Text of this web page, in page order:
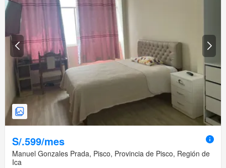
S/.599/mes
Manuel Gonzales Prada, Pisco, Provincia de Pisco, Región de
Ica